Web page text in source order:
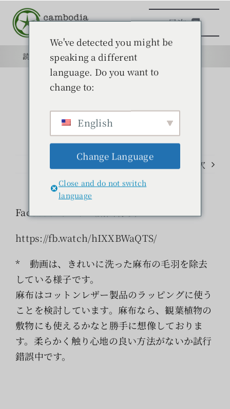
キ
目次
読みもの
学ぶ
索
読みもの 目的
前のページ 次
Facebookリンク（動画有り）
https://fb.watch/hIXXBWaQTS/
* 動画は、きれいに洗った麻布の毛羽を除去
している様子です。
麻布はコットンレザー製品のラッピングに使う
ことを検討しています。麻布なら、観葉植物の
敷物にも使えるかなと勝手に想像しておりま
す。柔らかく触り心地の良い方法がないか試行
錯誤中です。
We've detected you might be
speaking a different
language. Do you want to
change to:
English
Change Language
Close and do not switch
language